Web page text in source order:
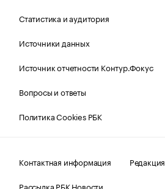
Статистика и аудитория
Источники данных
Источник отчетности Контур.Фокус
Вопросы и ответы
Политика Cookies РБК
Контактная информация
Редакция
Рассылка РБК Новости